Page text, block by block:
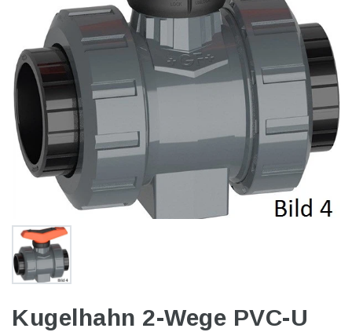
Kugelhahn 2-Wege PVC-U